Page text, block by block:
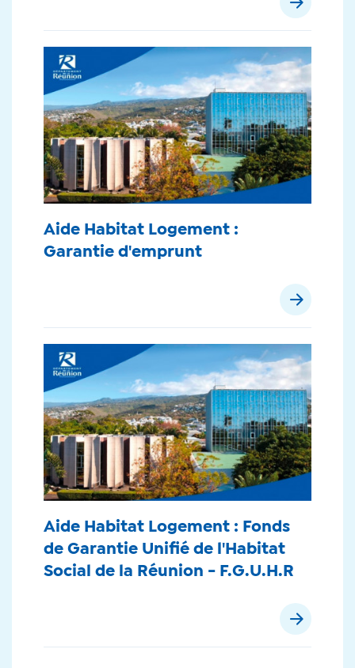
Aide Habitat Logement :
Garantie d'emprunt
Aide Habitat Logement : Fonds
de Garantie Unifié de l'Habitat
Social de la Réunion - F.G.U.H.R